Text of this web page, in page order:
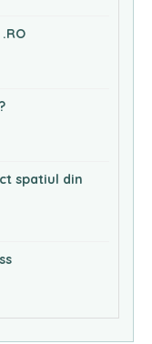
spatiul din